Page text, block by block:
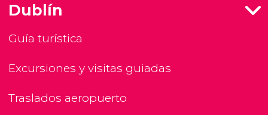
Dublín
Guía turística
Excursiones y visitas guiadas
Traslados aeropuerto